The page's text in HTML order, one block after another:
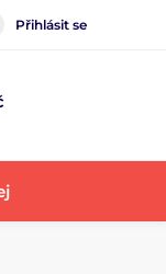
Přihlásit se